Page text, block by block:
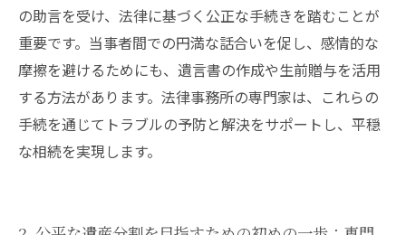
の助言を受け、法律に基づく公正な手続きを踏むことが
重要です。当事者間での円満な話合いを促し、感情的な
摩擦を避けるためにも、遺言書の作成や生前贈与を活用
する方法があります。法律事務所の専門家は、これらの
手続を通じてトラブルの予防と解決をサポートし、平穏
な相続を実現します。